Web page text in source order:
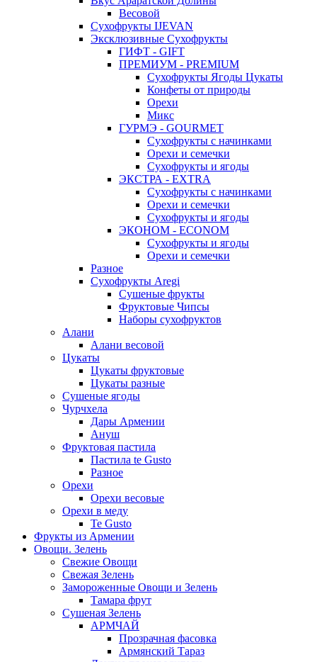
Весовой
Сухофрукты IJEVAN
Эксклюзивные Сухофрукты
ГИФТ - GIFT
ПРЕМИУМ - PREMIUM
Сухофрукты Ягоды Цукаты
Конфеты от природы
Орехи
Микс
ГУРМЭ - GOURMET
Сухофрукты с начинками
Орехи и семечки
Сухофрукты и ягоды
ЭКСТРА - EXTRA
Сухофрукты с начинками
Орехи и семечки
Сухофрукты и ягоды
ЭКОНОМ - ECONOM
Сухофрукты и ягоды
Орехи и семечки
Разное
Сухофрукты Aregi
Сушеные фрукты
Фруктовые Чипсы
Наборы сухофруктов
Алани
Алани весовой
Цукаты
Цукаты фруктовые
Цукаты разные
Сушеные ягоды
Чурчхела
Дары Армении
Ануш
Фруктовая пастила
Пастила te Gusto
Разное
Орехи
Орехи весовые
Орехи в меду
Te Gusto
Фрукты из Армении
Овощи. Зелень
Свежие Овощи
Свежая Зелень
Замороженные Овощи и Зелень
Тамара фрут
Сушеная Зелень
АРМЧАЙ
Прозрачная фасовка
Армянский Тараз